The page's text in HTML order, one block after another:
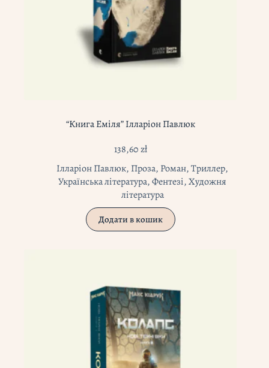
“Книга Еміля” Ілларіон Павлюк
138,60zł
Ілларіон Павлюк, Проза, Роман,Триллер,
Українська література,Фентезі,Художня
література
Додати в кошик